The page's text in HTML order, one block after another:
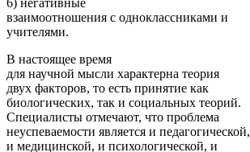
6) негативные
взаимоотношения с одноклассниками и
учителями.
В настоящее время
для научной мысли характерна теория
двух факторов, то есть принятие как
биологических, так и социальных теорий.
Специалисты отмечают, что проблема
неуспеваемости является и педагогической,
и медицинской, и психологической, и